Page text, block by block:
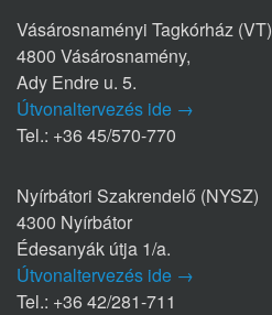
Vásárosnaményi Tagkórház (VT)
4800 Vásárosnamény,
Ady Endre u. 5.
Útvonaltervezés ide →
Tel.: +36 45/570-770
Nyírbátori Szakrendelő (NYSZ)
4300 Nyírbátor
Édesanyák útja 1/a.
Útvonaltervezés ide →
Tel.: +36 42/281-711